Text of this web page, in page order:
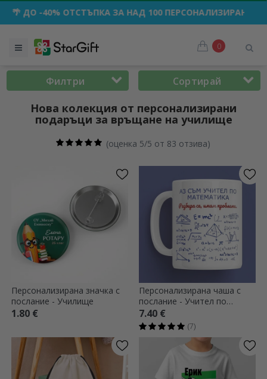
40% ОТСТЪПКА ЗА НАД 100 ПЕРСОНАЛИЗИРАНИ
0
Филтри Сортирай
Нова колекция от персонализирани
подаръци за връщане на училище
(оценка 5/5 от 83 отзива)
Персонализирана значка с
послание - Училище
1.80 €
Персонализирана чаша с
послание - Учител по
математика
7.40 €
(7)